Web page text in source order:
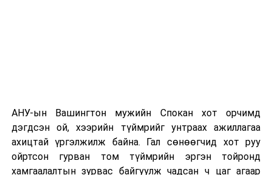
АНУ-ын Вашингтон мужийн Спокан хот орчимд
дэгдсэн ой, хээрийн түймрийг унтраах ажиллагаа
ахицтай үргэлжилж байна. Гал сөнөөгчид хот руу
ойртсон гурван том түймрийн эргэн тойронд
хамгаалалтын зурвас байгуулж чадсан ч цаг агаар